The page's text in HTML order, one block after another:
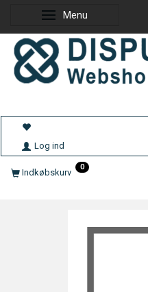
Skifte navigation
Menu
Log ind
Indkøbskurv 0